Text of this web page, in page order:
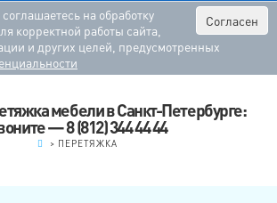
Согласен
на обработку
корректной работы сайта,
и других целей, предусмотренных
мебели в Санкт-Петербурге:
— 8 (812) 344 44 44
> ПЕРЕТЯЖКА